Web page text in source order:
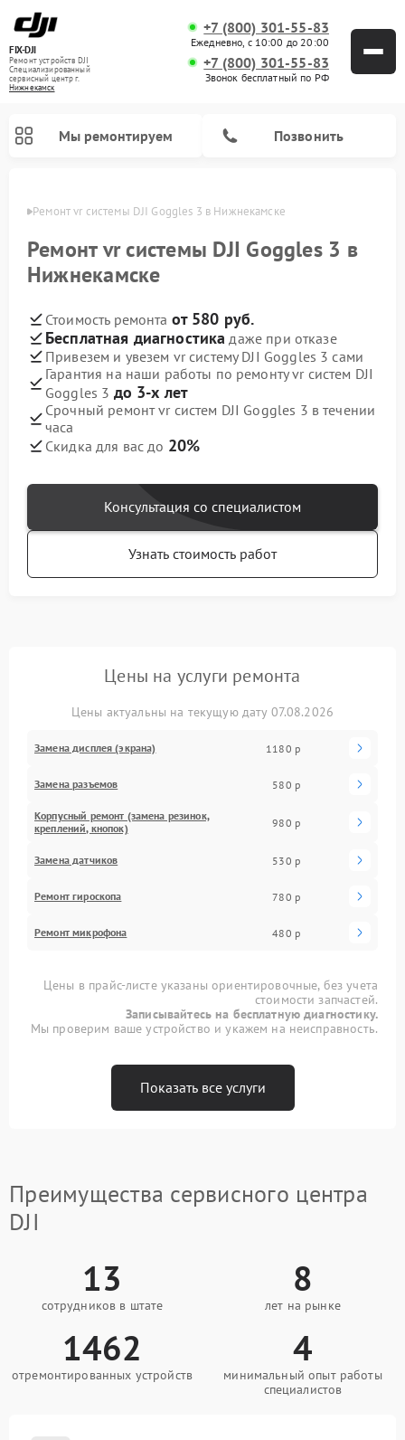
FIX-DJI
Ремонт устройств DJI
Специализированный
cервисный центр г.
Нижнекамск
+7 (800) 301-55-83
Ежедневно, с 10:00 до 20:00
+7 (800) 301-55-83
Звонок бесплатный по РФ
Мы ремонтируем Позвонить
Ремонт vr системы DJI Goggles 3 в Нижнекамске
Ремонт vr системы DJI Goggles 3 в
Нижнекамске
Стоимость ремонта от 580 руб.
Бесплатная диагностика даже при отказе
Привезем и увезем vr систему DJI Goggles 3 сами
Гарантия на наши работы по ремонту vr систем DJI
Goggles 3 до 3-х лет
Срочный ремонт vr систем DJI Goggles 3 в течении
часа
Скидка для вас до 20%
Консультация со специалистом
Узнать стоимость работ
Цены на услуги ремонта
Цены актуальны на текущую дату 07.08.2026
Замена дисплея (экрана) 1180 р
Замена разъемов 580 р
Корпусный ремонт (замена резинок,
креплений, кнопок)
980 р
Замена датчиков 530 р
Ремонт гироскопа 780 р
Ремонт микрофона 480 р
Цены в прайс-листе указаны ориентировочные, без учета
стоимости запчастей.
Записывайтесь на бесплатную диагностику.
Мы проверим ваше устройство и укажем на неисправность.
Показать все услуги
Преимущества сервисного центра
DJI
13
сотрудников в штате
8
лет на рынке
1462
отремонтированных устройств
4
минимальный опыт работы
специалистов